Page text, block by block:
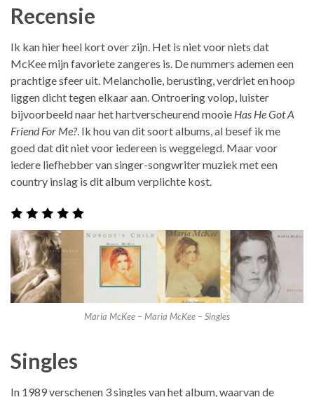
Recensie
Ik kan hier heel kort over zijn. Het is niet voor niets dat
McKee mijn favoriete zangeres is. De nummers ademen een
prachtige sfeer uit. Melancholie, berusting, verdriet en hoop
liggen dicht tegen elkaar aan. Ontroering volop, luister
bijvoorbeeld naar het hartverscheurend mooie Has He Got A
Friend For Me?. Ik hou van dit soort albums, al besef ik me
goed dat dit niet voor iedereen is weggelegd. Maar voor
iedere liefhebber van singer-songwriter muziek met een
country inslag is dit album verplichte kost.
Maria McKee – Maria McKee – Singles
Singles
In 1989 verschenen 3 singles van het album, waarvan de